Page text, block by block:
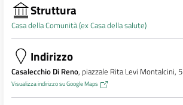
Struttura
Casa della Comunità (ex Casa della salute)
Indirizzo
Casalecchio Di Reno, piazzale Rita Levi Montalcini, 5
Visualizza indirizzo su Google Maps